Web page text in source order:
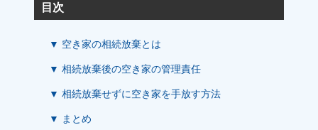
目次
▼ 空き家の相続放棄とは
▼ 相続放棄後の空き家の管理責任
▼ 相続放棄せずに空き家を手放す方法
▼ まとめ